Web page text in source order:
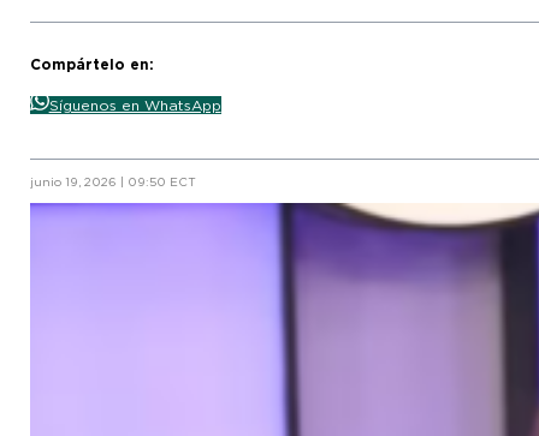
Compártelo en:
Síguenos en WhatsApp
junio 19, 2026 | 09:50 ECT